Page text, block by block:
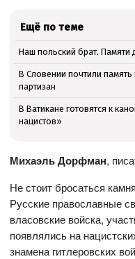
Ещё по теме
Наш польский брат.
В Словении почтили
партизан
В Ватикане готовятся к
нацистов»
Михаэль Дорфман,
Не стоит бросаться
Русские православные
власовские войска,
появлялись на
знамена гитлеровских